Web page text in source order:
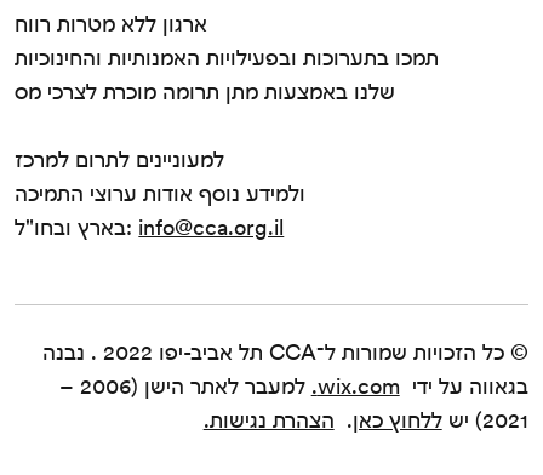
© כל הזכויות שמורות ל־CCA תל אביב-יפו 2022 . נבנה
בגאווה על ידי wix.com.
למעבר לאתר הישן (2006 –
2021) יש
ללחוץ כאן. הצהרת נגישות.
ארגון ללא מטרות רווח
תמכו בתערוכות ובפעילויות האמנותיות והחינוכיות
שלנו באמצעות מתן תרומה מוכרת לצרכי מס
למעוניינים לתרום למרכז
ולמידע נוסף אודות ערוצי התמיכה
בארץ ובחו"ל: info@cca.org.il